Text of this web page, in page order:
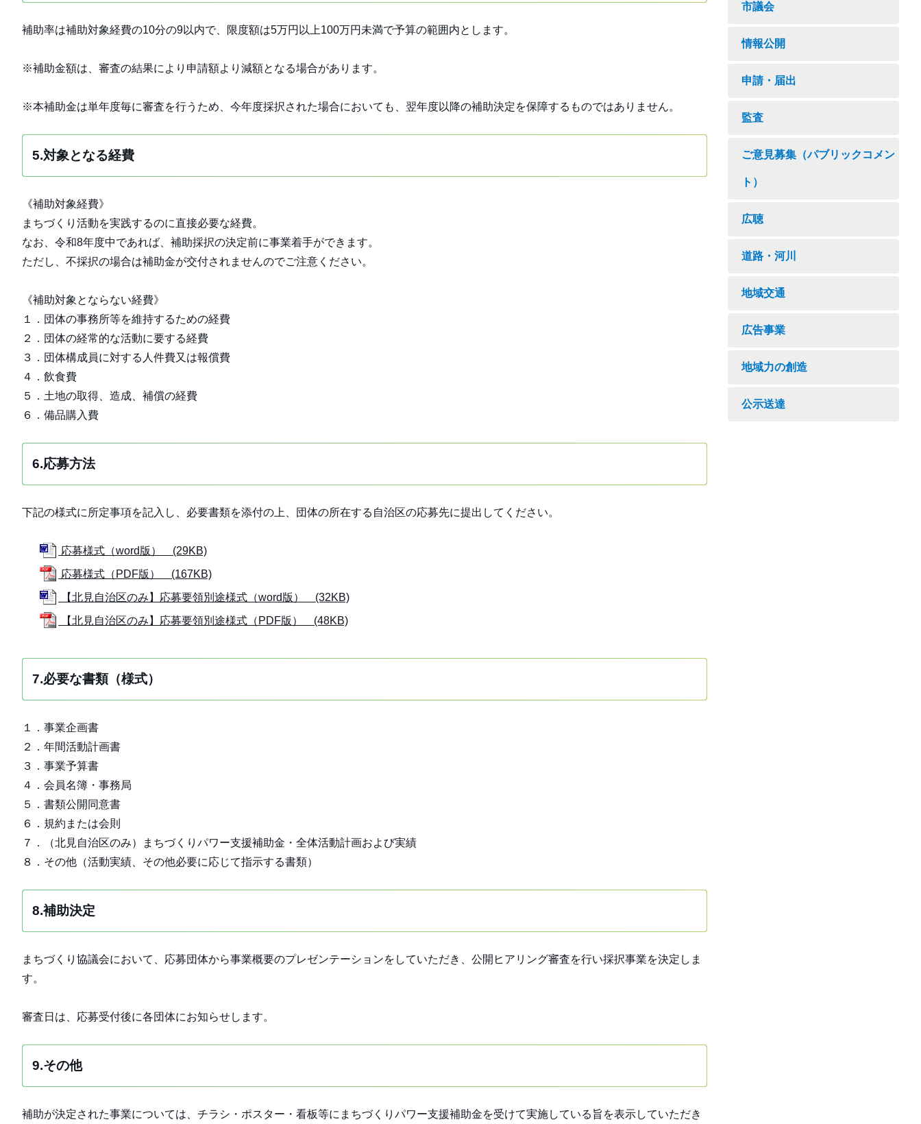
補助率は補助対象経費の10分の9以内で、限度額は5万円以上100万円未満で予算の範囲内とします。
※補助金額は、審査の結果により申請額より減額となる場合があります。
※本補助金は単年度毎に審査を行うため、今年度採択された場合においても、翌年度以降の補助決定を保障するものではありません。
5.対象となる経費
《補助対象経費》
まちづくり活動を実践するのに直接必要な経費。
なお、令和8年度中であれば、補助採択の決定前に事業着手ができます。
ただし、不採択の場合は補助金が交付されませんのでご注意ください。
《補助対象とならない経費》
１．団体の事務所等を維持するための経費
２．団体の経常的な活動に要する経費
３．団体構成員に対する人件費又は報償費
４．飲食費
５．土地の取得、造成、補償の経費
６．備品購入費
6.応募方法
下記の様式に所定事項を記入し、必要書類を添付の上、団体の所在する自治区の応募先に提出してください。
応募様式（word版） (29KB)
応募様式（PDF版） (167KB)
【北見自治区のみ】応募要領別途様式（word版） (32KB)
【北見自治区のみ】応募要領別途様式（PDF版） (48KB)
7.必要な書類（様式）
１．事業企画書
２．年間活動計画書
３．事業予算書
４．会員名簿・事務局
５．書類公開同意書
６．規約または会則
７．（北見自治区のみ）まちづくりパワー支援補助金・全体活動計画および実績
８．その他（活動実績、その他必要に応じて指示する書類）
8.補助決定
まちづくり協議会において、応募団体から事業概要のプレゼンテーションをしていただき、公開ヒアリング審査を行い採択事業を決定しま
す。
審査日は、応募受付後に各団体にお知らせします。
9.その他
補助が決定された事業については、チラシ・ポスター・看板等にまちづくりパワー支援補助金を受けて実施している旨を表示していただき
市議会
情報公開
申請・届出
監査
ご意見募集（パブリックコメン
ト）
広聴
道路・河川
地域交通
広告事業
地域力の創造
公示送達